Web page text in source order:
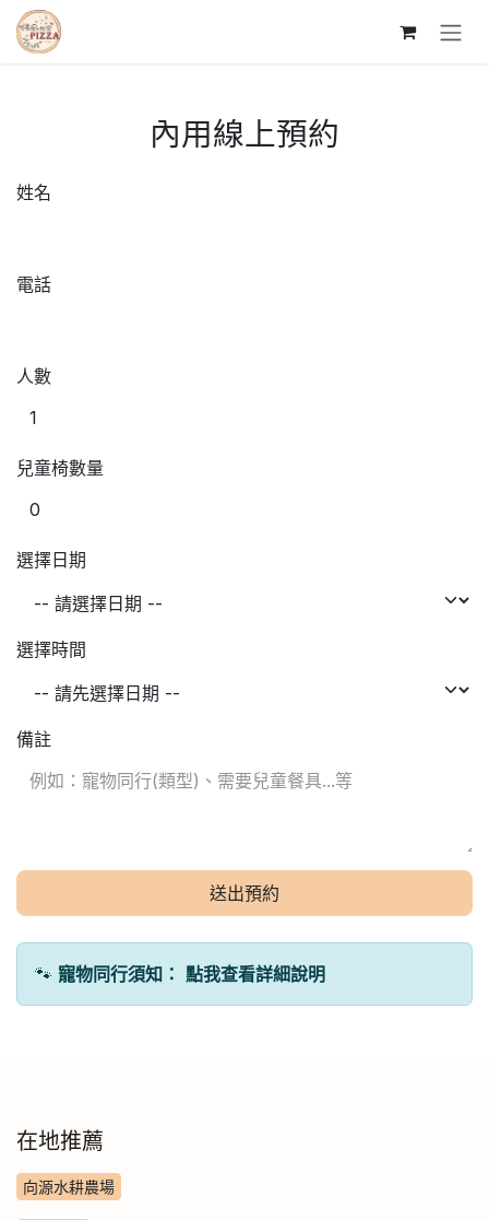
跳至內容
內用線上預約
姓名
電話
人數
兒童椅數量
選擇日期
選擇時間
備註
送出預約
🐾 寵物同行須知： 點我查看詳細說明
在地推薦
向源水耕農場